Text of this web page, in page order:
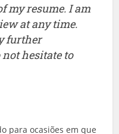
my resume. I am
at any time.
further
hesitate to
para ocasiões em que